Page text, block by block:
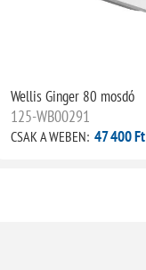
Wellis Ginger 80 mosdó
125-WB00291
CSAK A WEBEN: 47 400 Ft